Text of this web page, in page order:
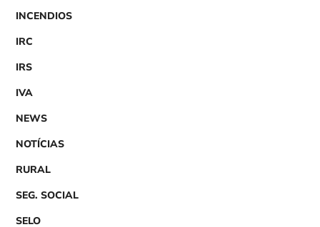
INCENDIOS
IRC
IRS
IVA
NEWS
NOTÍCIAS
RURAL
SEG. SOCIAL
SELO